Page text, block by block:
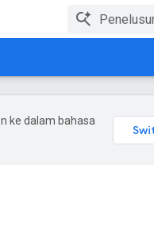
ke dalam bahasa